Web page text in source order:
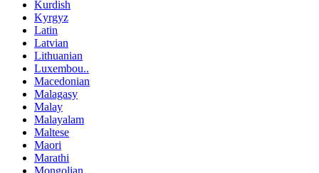
Kurdish
Kyrgyz
Latin
Latvian
Lithuanian
Luxembou..
Macedonian
Malagasy
Malay
Malayalam
Maltese
Maori
Marathi